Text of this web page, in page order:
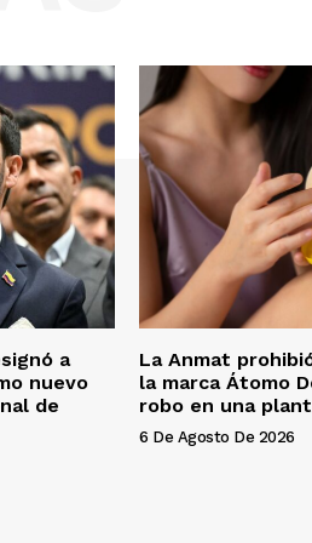
a
nuevo
de
La Anmat
la marca Átomo
robo en una
6 De Agosto De 2026